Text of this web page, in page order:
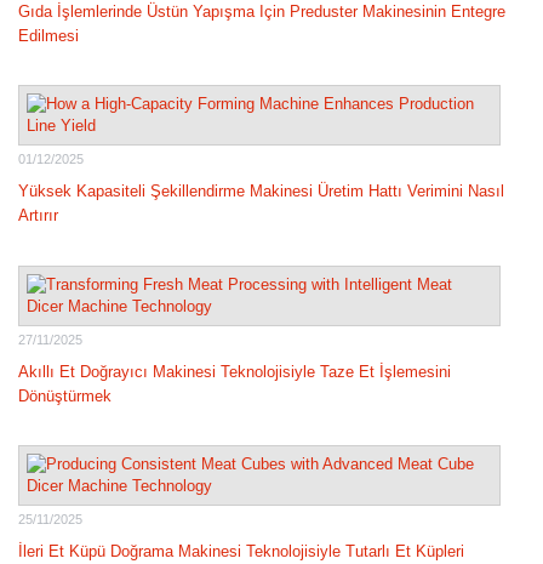
Gıda İşlemlerinde Üstün Yapışma Için Preduster Makinesinin Entegre
Edilmesi
01/12/2025
Yüksek Kapasiteli Şekillendirme Makinesi Üretim Hattı Verimini Nasıl
Artırır
27/11/2025
Akıllı Et Doğrayıcı Makinesi Teknolojisiyle Taze Et İşlemesini
Dönüştürmek
25/11/2025
İleri Et Küpü Doğrama Makinesi Teknolojisiyle Tutarlı Et Küpleri